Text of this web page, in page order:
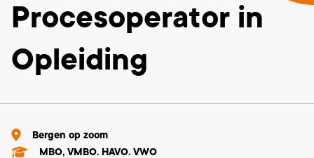
Procesoperator in
Opleiding
Bergen op zoom
MBO, VMBO. HAVO. VWO